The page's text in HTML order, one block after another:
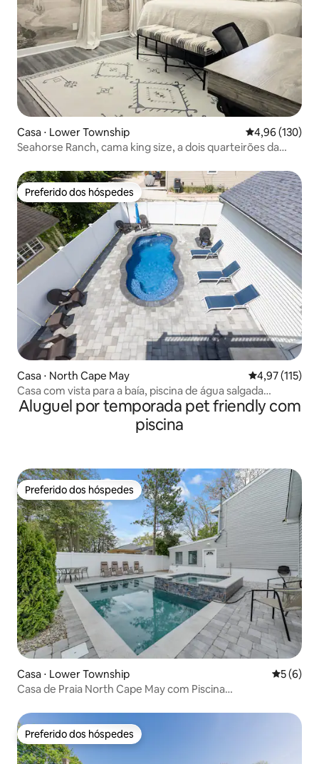
Casa ⋅ Lower Township 4,96 de uma
4,96 (130)
Seahorse Ranch, cama king size, a dois quarteirões da
Preferido dos hóspedes
Preferido dos hóspedes
Casa ⋅ North Cape May 4,97 de uma
4,97 (115)
Casa com vista para a baía, piscina de água salgada
aquecida aberta!
Aluguel por temporada pet friendly com
piscina
Preferido dos hóspedes
Preferido dos hóspedes
Casa ⋅ Lower Township 5 de
5 (6)
Casa de Praia North Cape May com Piscina
Preferido dos hóspedes
Preferido dos hóspedes